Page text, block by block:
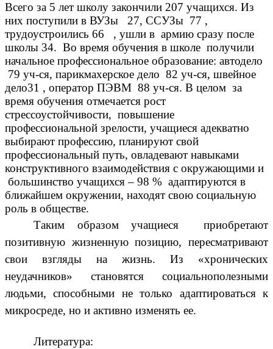
Всего за 5 лет школу закончили 207 учащихся. Из
них поступили в ВУЗы 27, ССУЗы 77 ,
трудоустроились 66 , ушли в армию сразу после
школы 34. Во время обучения в школе получили
начальное профессиональное образование: автодело
79 уч-ся, парикмахерское дело 82 уч-ся, швейное
дело31 , оператор ПЭВМ 88 уч-ся. В целом за
время обучения отмечается рост
стрессоустойчивости, повышение
профессиональной зрелости, учащиеся адекватно
выбирают профессию, планируют свой
профессиональный путь, овладевают навыками
конструктивного взаимодействия с окружающими и
большинство учащихся – 98 % адаптируются в
ближайшем окружении, находят свою социальную
роль в обществе.
Таким образом учащиеся приобретают
позитивную жизненную позицию, пересматривают
свои взгляды на жизнь. Из «хронических
неудачников» становятся социальнополезными
людьми, способными не только адаптироваться к
микросреде, но и активно изменять ее.
Литература: